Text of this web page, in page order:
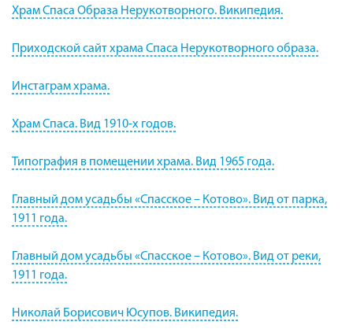
Храм Спаса Образа Нерукотворного. Википедия.
Приходской сайт храма Спаса Нерукотворного образа.
Инстаграм храма.
Храм Спаса. Вид 1910-х годов.
Типография в помещении храма. Вид 1965 года.
Главный дом усадьбы «Спасское – Котово». Вид от парка,
1911 года.
Главный дом усадьбы «Спасское – Котово». Вид от реки,
1911 года.
Николай Борисович Юсупов. Википедия.